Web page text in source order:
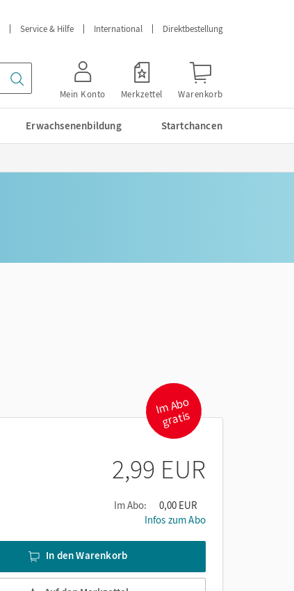
Service & Hilfe International Direktbestellung
Mein Konto Merkzettel Warenkorb
Erwachsenenbildung Startchancen
I
m
A
b
o
gr
atis
2,99 EUR
Im Abo:
0,00 EUR
Infos zum Abo
In den Warenkorb